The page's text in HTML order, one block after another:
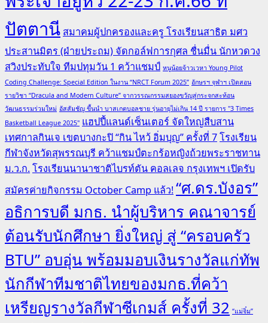
ปัตตานี สมาคมผู้ปกครองและครู โรงเรียนสาธิต มศว
ประสานมิตร (ฝ่ายประถม) จัดกอล์ฟการกุศล ชื่นมื่น นักหวดวง
สวิงประทับใจ ทีมปทุมวัน 1 คว้าแชมป์ หนูน้อยจ้าวเวหา Young Pilot
Coding Challenge: Special Edition ในงาน “NRCT Forum 2025” อักษรฯ จุฬาฯ เปิดสอน
รายวิชา “Dracula and Modern Culture” จากวรรณกรรมสยองขวัญสู่กระจกสะท้อน
วัฒนธรรมร่วมใหม่ อัสสัมชัญ ขึ้นนำ บาสเกตบอลชาย รุ่นอายุไม่เกิน 14 ปี รายการ "3 Times
Basketball League 2025" แฮปปี้แลนด์เซ็นเตอร์ จัดใหญ่สืบสาน
เทศกาลกินเจ เขตบางกะปิ “กิน ไหว้ อิ่มบุญ” ครั้งที่ 7โรงเรียน
กีฬาจังหวัดสุพรรณบุรี คว้าแชมป์ตะกร้อหญิงถ้วยพระราชทาน
ม.ว.ก.โรงเรียนนานาชาติไบรท์ตัน คอลเลจ กรุงเทพฯ เปิดรับ
สมัครค่ายกิจกรรม October Camp แล้ว!“ศ.ดร.บังอร”
อธิการบดี มกธ. นำผู้บริหาร คณาจารย์
ต้อนรับนักศึกษา ยิ่งใหญ่ สู่ “ครอบครัว
BTU” อบอุ่น พร้อมมอบเงินรางวัลแก่ทัพ
นักกีฬาทีมชาติไทยของมกธ.ที่คว้า
เหรียญรางวัลกีฬาซีเกมส์ ครั้งที่ 32 “แม่จิ๋ม”